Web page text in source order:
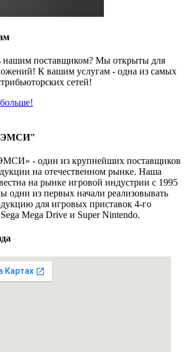
нашим поставщиком? Мы открыты для
К вашим услугам - одна из самых
сетей!
- один из крупнейших поставщиков
на отечественном рынке. Наша
на рынке игровой индустрии с 1995
одни из первых начали реализовывать
для игровых приставок 4-го
Mega Drive и Super Nintendo.